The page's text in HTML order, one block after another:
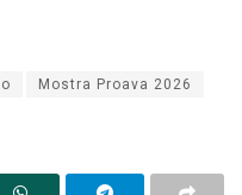
Mostra Proava 2026